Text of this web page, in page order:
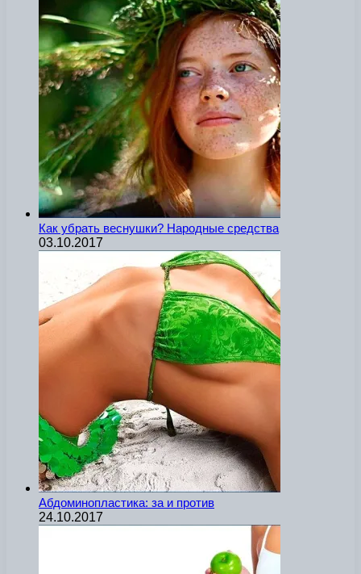
Как убрать веснушки? Народные средства
03.10.2017
Абдоминопластика: за и против
24.10.2017